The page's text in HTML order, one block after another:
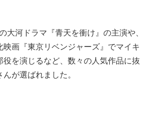
大河ドラマ『青天を衝け』の主演や、
映画『東京リベンジャーズ』でマイキ
役を演じるなど、数々の人気作品に抜
が選ばれました。